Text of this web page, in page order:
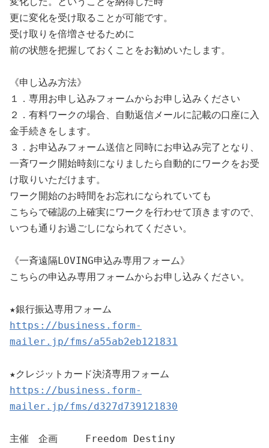
更に変化を受け取ることが可能です。
受け取りを倍増させるために
前の状態を把握しておくことをお勧めいたします。
《申し込み方法》
１．専用お申し込みフォームからお申し込みください
２．有料ワークの場合、自動返信メールに記載の口座に入
金手続きをします。
３．お申込みフォーム送信と同時にお申込み完了となり、
一斉ワーク開始時刻になりましたら自動的にワークをお受
け取りいただけます。
ワーク開始のお時間をお忘れになられていても
こちらで確認の上確実にワークを行わせて頂きますので、
いつも通りお過ごしになられてください。
《一斉遠隔LOVING申込み専用フォーム》
こちらの申込み専用フォームからお申し込みください。
https://business.form-
mailer.jp/fms/a55ab2eb121831
https://business.form-
mailer.jp/fms/d327d739121830
主催　企画　   Freedom Destiny